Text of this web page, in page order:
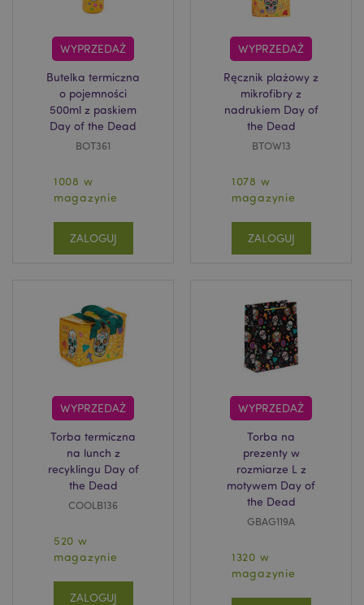
WYPRZEDAŻ
Butelka termiczna
o pojemności
500ml z paskiem
Day of the Dead
BOT361
1008 w
magazynie
ZALOGUJ
WYPRZEDAŻ
Ręcznik plażowy z
mikrofibry z
nadrukiem Day of
the Dead
BTOW13
1078 w
magazynie
ZALOGUJ
WYPRZEDAŻ
Torba termiczna
na lunch z
recyklingu Day of
the Dead
COOLB136
520 w
magazynie
ZALOGUJ
WYPRZEDAŻ
Torba na
prezenty w
rozmiarze L z
motywem Day of
the Dead
GBAG119A
1320 w
magazynie